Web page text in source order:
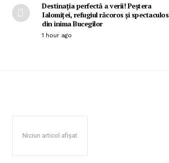
Destinația perfectă a verii! Peștera
Ialomiței, refugiul răcoros și spectaculos
din inima Bucegilor
1 hour ago
Niciun articol afișat